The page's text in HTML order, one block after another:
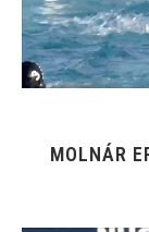
MOLNÁR